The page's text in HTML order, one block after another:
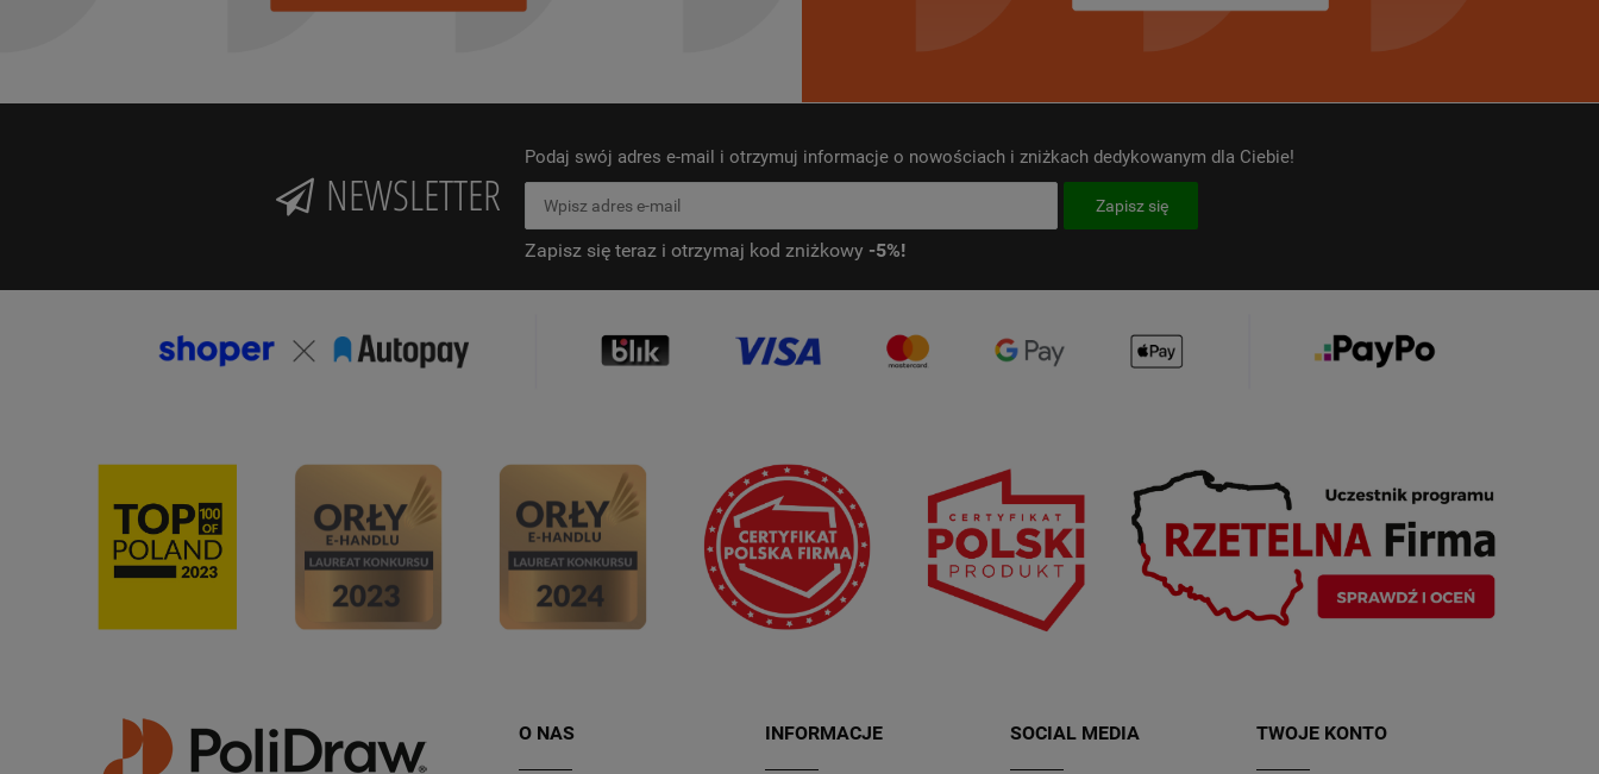
NEWSLETTER
Podaj swój adres e-mail i otrzymuj informacje o nowościach i zniżkach dedykowanym dla Ciebie!
Zapisz się teraz i otrzymaj kod zniżkowy -5%!
O NAS INFORMACJE SOCIAL MEDIA TWOJE KONTO